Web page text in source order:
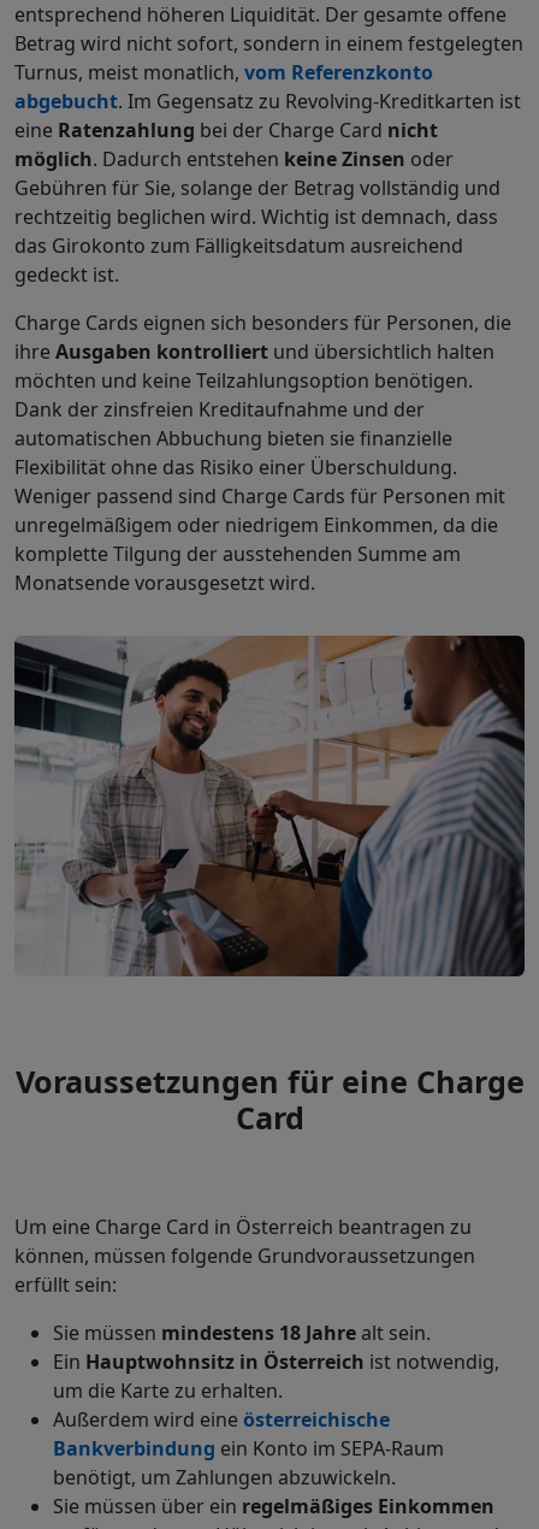
entsprechend höheren Liquidität. Der gesamte offene
Betrag wird nicht sofort, sondern in einem festgelegten
Turnus, meist monatlich, vom Referenzkonto
abgebucht. Im Gegensatz zu Revolving-Kreditkarten ist
eine Ratenzahlung bei der Charge Card nicht
möglich. Dadurch entstehen keine Zinsen oder
Gebühren für Sie, solange der Betrag vollständig und
rechtzeitig beglichen wird. Wichtig ist demnach, dass
das Girokonto zum Fälligkeitsdatum ausreichend
gedeckt ist.
Charge Cards eignen sich besonders für Personen, die
ihre Ausgaben kontrolliert und übersichtlich halten
möchten und keine Teilzahlungsoption benötigen.
Dank der zinsfreien Kreditaufnahme und der
automatischen Abbuchung bieten sie finanzielle
Flexibilität ohne das Risiko einer Überschuldung.
Weniger passend sind Charge Cards für Personen mit
unregelmäßigem oder niedrigem Einkommen, da die
komplette Tilgung der ausstehenden Summe am
Monatsende vorausgesetzt wird.
Voraussetzungen für eine Charge
Card
Um eine Charge Card in Österreich beantragen zu
können, müssen folgende Grundvoraussetzungen
erfüllt sein:
Sie müssen mindestens 18 Jahrealt sein.
Ein Hauptwohnsitz in Österreich ist notwendig,
um die Karte zu erhalten.
Außerdem wird eine österreichische
Bankverbindung ein Konto im SEPA-Raum
benötigt, um Zahlungen abzuwickeln.
Sie müssen über ein regelmäßiges Einkommen